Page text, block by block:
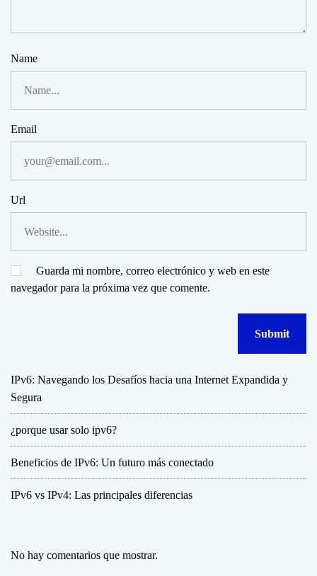
Name
Email
Url
Guarda mi nombre, correo electrónico y web en este
navegador para la próxima vez que comente.
IPv6: Navegando los Desafíos hacia una Internet Expandida y
Segura
¿porque usar solo ipv6?
Beneficios de IPv6: Un futuro más conectado
IPv6 vs IPv4: Las principales diferencias
No hay comentarios que mostrar.